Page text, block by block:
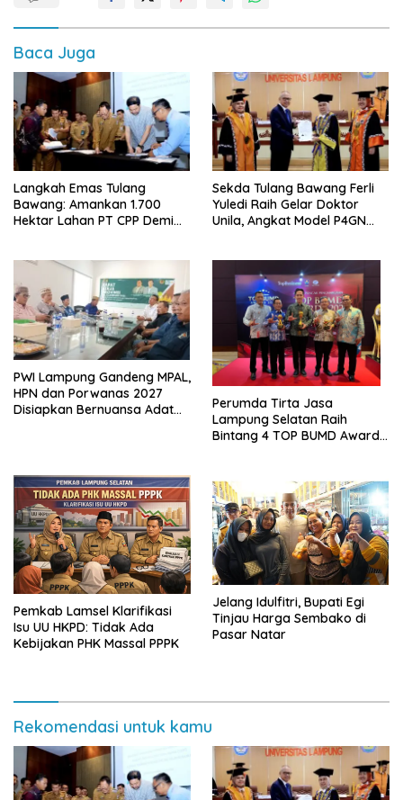
Baca Juga
Langkah Emas Tulang
Bawang: Amankan 1.700
Hektar Lahan PT CPP Demi
Sekda Tulang Bawang Ferli
Yuledi Raih Gelar Doktor
Unila, Angkat Model P4GN
PWI Lampung Gandeng MPAL,
HPN dan Porwanas 2027
Disiapkan Bernuansa Adat
Perumda Tirta Jasa
Lampung Selatan Raih
Bintang 4 TOP BUMD Awards
Pemkab Lamsel Klarifikasi
Isu UU HKPD: Tidak Ada
Kebijakan PHK Massal PPPK
Jelang Idulfitri, Bupati Egi
Tinjau Harga Sembako di
Pasar Natar
Rekomendasi untuk kamu